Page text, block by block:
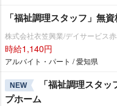
「福祉調理スタッフ」無
株式会社衣笠興業/デイサービス
時給1,140円
アルバイト・パート / 愛知県
NEW
「福祉調理スタ
プホーム